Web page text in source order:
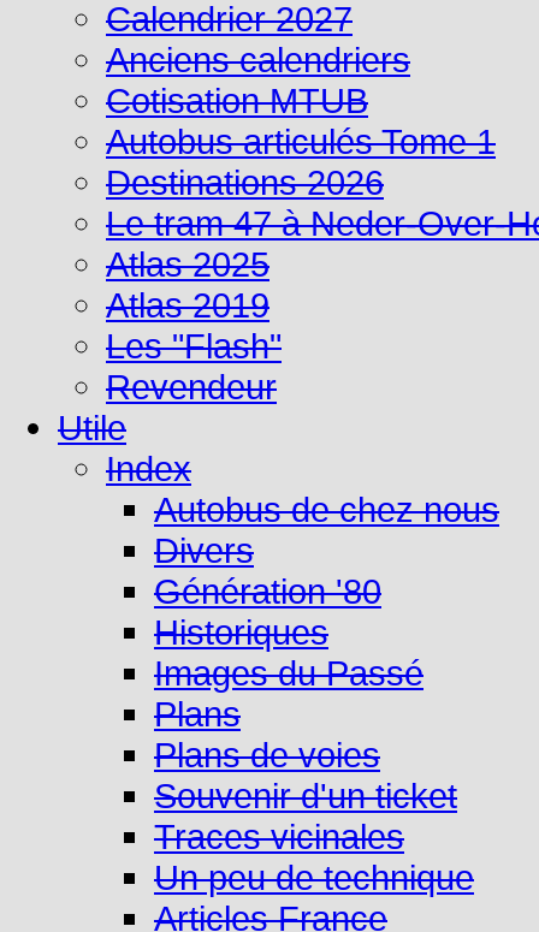
Calendrier 2027
Anciens calendriers
Cotisation MTUB
Autobus articulés Tome 1
Destinations 2026
Le tram 47 à Neder-Over-
Atlas 2025
Atlas 2019
Les "Flash"
Revendeur
Utile
Index
Autobus de chez nous
Divers
Génération '80
Historiques
Images du Passé
Plans
Plans de voies
Souvenir d'un ticket
Traces vicinales
Un peu de technique
Articles France